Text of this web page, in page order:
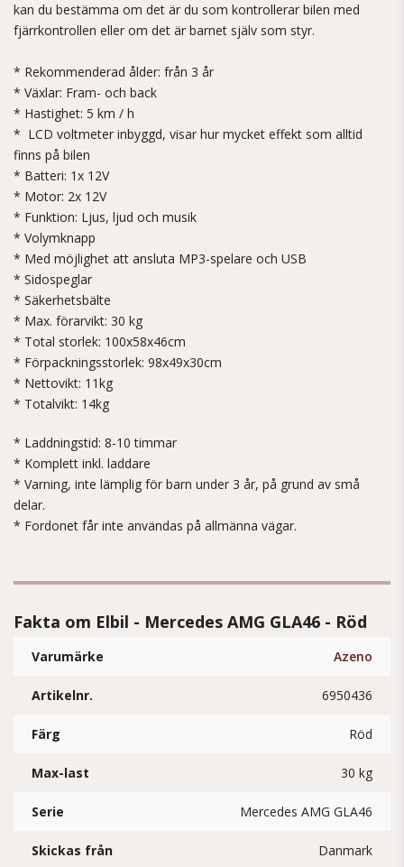
kan du bestämma om det är du som kontrollerar bilen med
fjärrkontrollen eller om det är barnet själv som styr.
* Rekommenderad ålder: från 3 år
* Växlar: Fram- och back
* Hastighet: 5 km / h
* LCD voltmeter inbyggd, visar hur mycket effekt som alltid
finns på bilen
* Batteri: 1x 12V
* Motor: 2x 12V
* Funktion: Ljus, ljud och musik
* Volymknapp
* Med möjlighet att ansluta MP3-spelare och USB
* Sidospeglar
* Säkerhetsbälte
* Max. förarvikt: 30 kg
* Total storlek: 100x58x46cm
* Förpackningsstorlek: 98x49x30cm
* Nettovikt: 11kg
* Totalvikt: 14kg
* Laddningstid: 8-10 timmar
* Komplett inkl. laddare
* Varning, inte lämplig för barn under 3 år, på grund av små
delar.
* Fordonet får inte användas på allmänna vägar.
Fakta om Elbil - Mercedes AMG GLA46 - Röd
Varumärke Azeno
Artikelnr. 6950436
Färg Röd
Max-last 30 kg
Serie Mercedes AMG GLA46
Skickas från Danmark